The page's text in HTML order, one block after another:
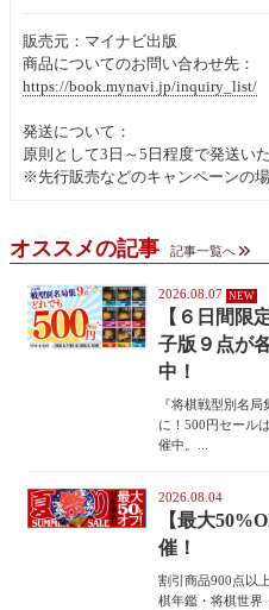
販売元：マイナビ出版
商品についてのお問い合わせ先：
https://book.mynavi.jp/inquiry_list/
発送について：
原則として3日～5日程度で発送いた
※先行販売などのキャンペーンの
オススメの記事 記事一覧へ
2026.08.07
【６日間限
子版９点が
中！
『将棋戦型別名
に！500円セール
催中。...
2026.08.04
【最大
催！
割引商品900点以
棋年鑑・将棋世界